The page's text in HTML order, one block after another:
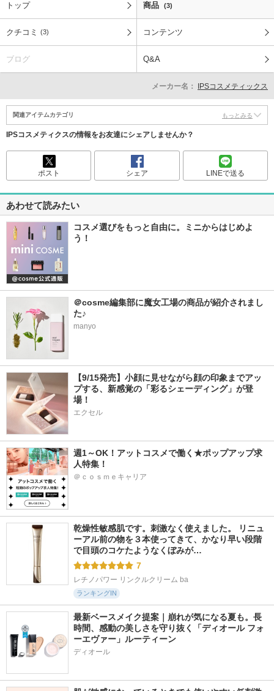
トップ 商品 (3)
クチコミ (3) コンテンツ
ブログ Q&A
メーカー名： IPSコスメティックス
関連アイテムカテゴリ もっとみる
IPSコスメティクスの情報をお友達にシェアしませんか？
ポスト シェア LINEで送る
あわせて読みたい
コスメ選びをもっと自由に。ミニからはじめよ
う！
＠cosme編集部に魔女工場の商品が紹介されまし
た♪
manyo
【9/15発売】小顔に見せながら顔の印象までアッ
プする、新感覚の「彩るシェーディング」が登
場！
エクセル
週1～OK！アットコスメで働く★ポップアップ求
人特集！
＠ｃｏｓｍｅキャリア
乾燥性敏感肌です。刺激なく使えました。 リニュ
ーアル前の物を３本使ってきて、かなり早い段階
で目頭のコケたようなくぼみが…
7
レチノパワー リンクルクリーム ba
ランキングIN
最新ベースメイク提案｜崩れが気になる夏も。長
時間、感動の美しさを守り抜く「ディオール フォ
ーエヴァー」ルーティーン
ディオール